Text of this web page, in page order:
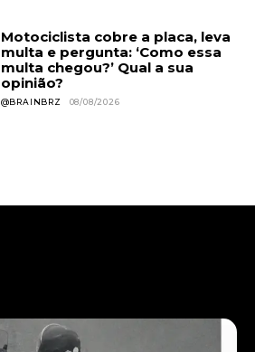
Motociclista cobre a placa, leva
multa e pergunta: ‘Como essa
multa chegou?’ Qual a sua
opinião?
@BRAINBRZ 08/08/2026